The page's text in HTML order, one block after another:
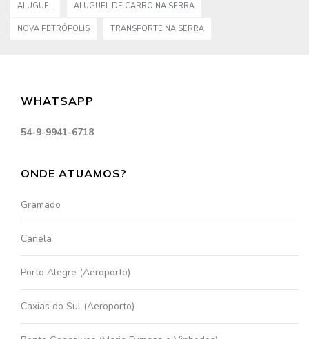
ALUGUEL ALUGUEL DE CARRO NA SERRA
NOVA PETRÓPOLIS TRANSPORTE NA SERRA
WHATSAPP
54-9-9941-6718
ONDE ATUAMOS?
Gramado
Canela
Porto Alegre (Aeroporto)
Caxias do Sul (Aeroporto)